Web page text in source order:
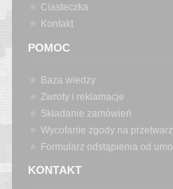
Ciasteczka
Kontakt
POMOC
Baza wiedzy
Zwroty i reklamacje
Składanie zamówień
Wycofanie zgody na
Formularz odstąpienia od
KONTAKT